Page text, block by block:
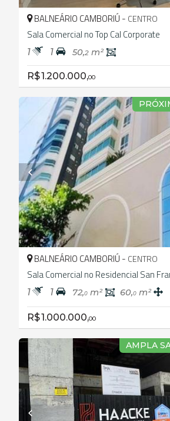
BALNEÁRIO CAMBORIÚ - CENTRO
Sala Comercial no Top Cal Corporate
1 1 50,2m²
R$ 1.200.000,00
BALNEÁRIO CAMBORIÚ - CENTRO
Sala Comercial no Residencial San
1 1 72,0m² 60,0 m²
R$ 1.000.000,00
AMPLA